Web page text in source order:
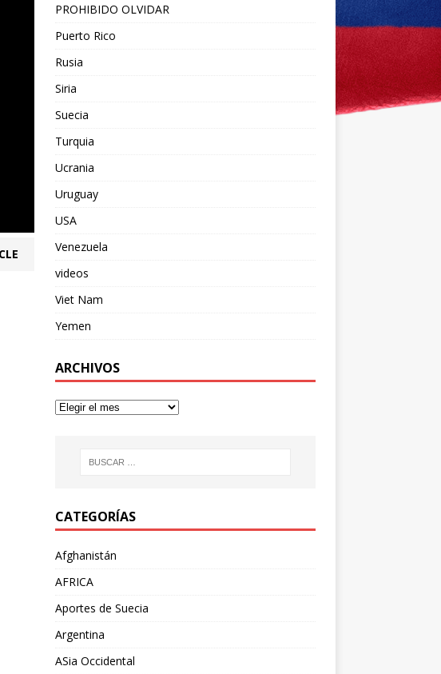
PROHIBIDO OLVIDAR
Puerto Rico
Rusia
Siria
Suecia
Turquia
Ucrania
Uruguay
USA
Venezuela
videos
Viet Nam
Yemen
ARCHIVOS
CATEGORÍAS
Afghanistán
AFRICA
Aportes de Suecia
Argentina
ASia Occidental